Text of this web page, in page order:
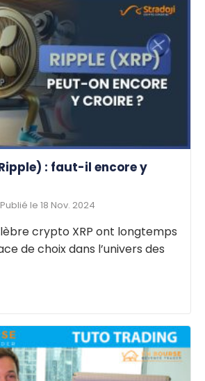
: faut-il encore y
le 18 Nov. 2024
crypto XRP ont longtemps
de choix dans l’univers des